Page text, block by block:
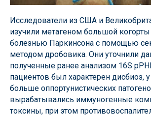
Исследователи из США и
изучили метагеном большой
болезнью Паркинсона с помощью
методом дробовика. Они уточнили
полученные ранее анализом 16S
пациентов был характерен дисбиоз,
больше оппортунистических
вырабатывались иммуногенные
токсины, при этом